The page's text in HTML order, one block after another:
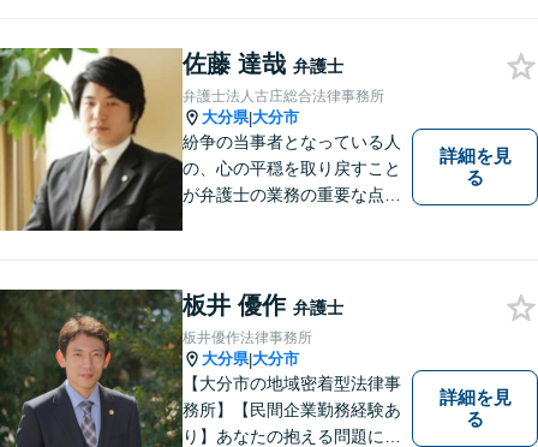
佐藤 達哉 弁護士
弁護士法人古庄総合法律事務所
大分県|大分市
紛争の当事者となっている人
の、心の平穏を取り戻すこと
が弁護士の業務の重要な点と
詳細を見
る
板井 優作 弁護士
板井優作法律事務所
大分県|大分市
【大分市の地域密着型法律事
務所】【民間企業勤務経験あ
り】あなたの抱える問題に、
詳細を見
る